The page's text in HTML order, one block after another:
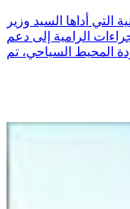
التي أداها السيد وزير
الرامية إلى دعم